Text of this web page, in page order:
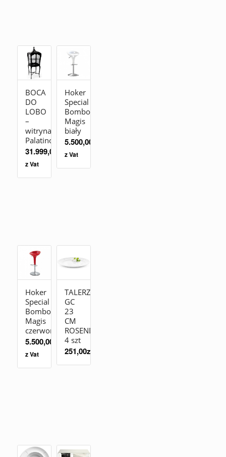
BOCA
DO
LOBO
–
witryna
Palatino
31.999,00
z Vat
Hoker
Special
Bombo
Magis
biały
5.500,00
z Vat
Hoker
Special
Bombo
Magis
czerwony
5.500,00
z Vat
TALERZ
GC
23
CM
ROSENDAHL
4 szt
251,00zł